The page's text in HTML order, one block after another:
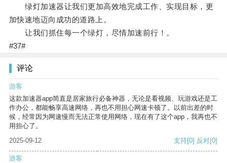
绿灯加速器让我们更加高效地完成工作、实现目标，更
加快速地迈向成功的道路上。
让我们抓住每一个绿灯，尽情加速前行！。
#37#
评论
游客
这款加速器app简直是居家旅行必备神器，无论是看视频、玩游戏还是工
作办公，都能畅享高速网络，再也不用担心网速卡顿了。以前出差的时
候，经常因为网速慢而无法正常使用网络，现在有了这个app，我再也不
用担心了。
2025-09-12
支持[0] 反对[0]
游客